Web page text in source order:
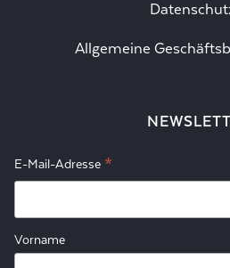
Allgemeine
E-Mail-Adresse *
Vorname